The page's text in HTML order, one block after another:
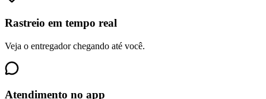
Rastreio em tempo real
Veja o entregador chegando até você.
Atendimento no app